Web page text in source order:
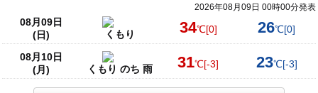
2026年08月09日 00時00分発表
08月09日
(日)
くもり 34℃[0] 26℃[0]
08月10日
(月)
くもり のち 雨 31℃[-3] 23℃[-3]